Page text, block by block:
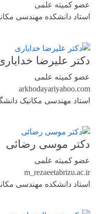
عضو کمیته علمی
استاد دانشکده مهندسی
دکتر علیرضا
عضو کمیته علمی
arkhodayariyahoo.com
استاد مهندسی مکانیک
دکتر موسی رضائی
عضو کمیته علمی
m_rezaeetabrizu.ac.ir
استاد دانشکده مهندسی